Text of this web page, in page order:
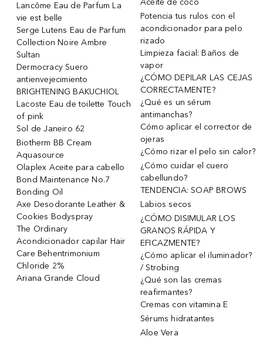
Lancôme Eau de Parfum La
vie est belle
Serge Lutens Eau de Parfum
Collection Noire Ambre
Sultan
Dermocracy Suero
antienvejecimiento
BRIGHTENING BAKUCHIOL
Lacoste Eau de toilette Touch
of pink
Sol de Janeiro 62
Biotherm BB Cream
Aquasource
Olaplex Aceite para cabello
Bond Maintenance No.7
Bonding Oil
Axe Desodorante Leather &
Cookies Bodyspray
The Ordinary
Acondicionador capilar Hair
Care Behentrimonium
Chloride 2%
Ariana Grande Cloud
Aceite de coco
Potencia tus rulos con el
acondicionador para pelo
rizado
Limpieza facial: Baños de
vapor
¿CÓMO DEPILAR LAS CEJAS
CORRECTAMENTE?
¿Qué es un sérum
antimanchas?
Cómo aplicar el corrector de
ojeras
¿Cómo rizar el pelo sin calor?
¿Cómo cuidar el cuero
cabellundo?
TENDENCIA: SOAP BROWS
Labios secos
¿CÓMO DISIMULAR LOS
GRANOS RÁPIDA Y
EFICAZMENTE?
¿Cómo aplicar el iluminador?
/ Strobing
¿Qué son las cremas
reafirmantes?
Cremas con vitamina E
Sérums hidratantes
Aloe Vera